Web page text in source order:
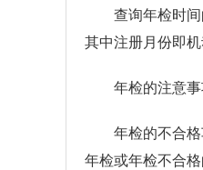
查询年检时
其中注册月份即
年检的注意事
年检的不合
年检或年检不合